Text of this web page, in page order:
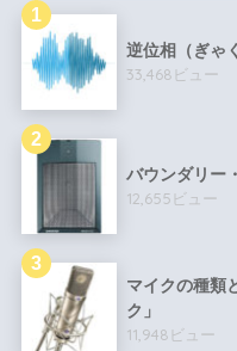
逆位相（ぎゃ
33,468ビュー
バウンダリー
12,655ビュー
マイクの種類
ク」
11,948ビュー